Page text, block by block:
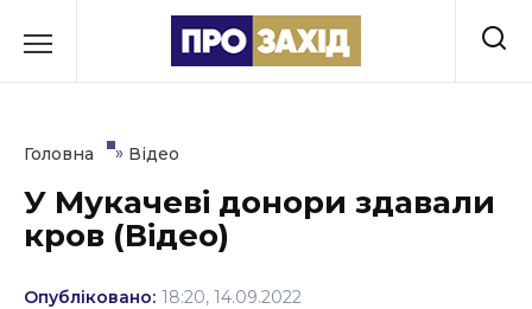
до
Культура
Освіта
Головна » Відео
У Мукачеві донори здавали
кров (Відео)
Опубліковано: 18:20, 14.09.2022